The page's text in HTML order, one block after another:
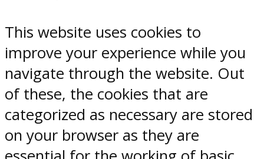
This website uses cookies to
improve your experience while you
navigate through the website. Out
of these, the cookies that are
categorized as necessary are stored
on your browser as they are